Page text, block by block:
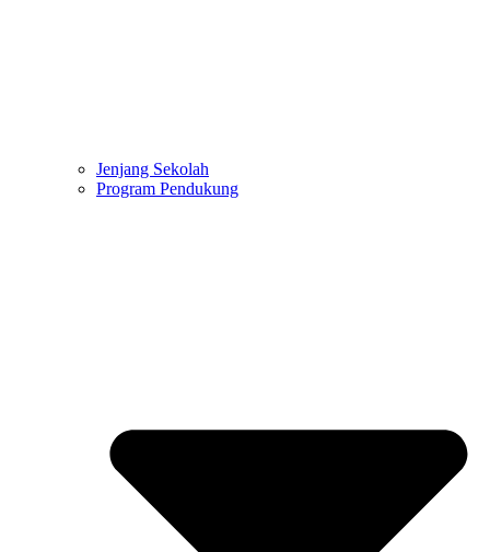
Jenjang Sekolah
Program Pendukung